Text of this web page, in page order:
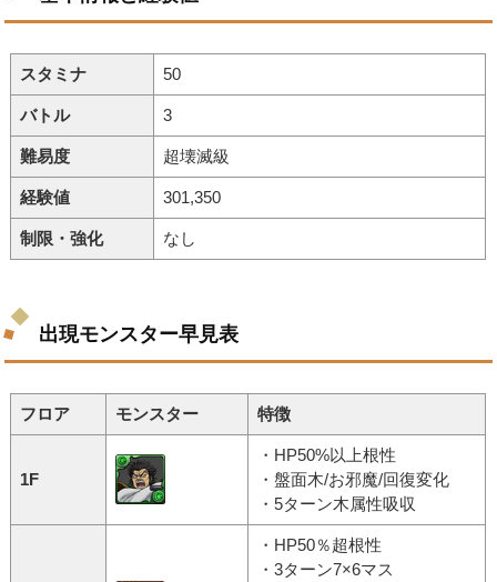
スタミナ 50
バトル 3
難易度 超壊滅級
経験値 301,350
制限・強化 なし
出現モンスター早見表
フロア モンスター 特徴
1F
・HP50%以上根性
・盤面木/お邪魔/回復変化
・5ターン木属性吸収
・HP50％超根性
・3ターン7×6マス